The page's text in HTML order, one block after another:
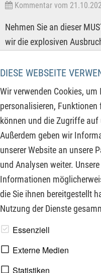
DIESE WEBSEITE
Wir verwenden Cookies,
personalisieren,
können und die Zugriffe auf
Außerdem geben wir
unserer Website an unsere
und Analysen weiter.
Informationen
die Sie ihnen bereitgestellt
Nutzung der Dienste
Essenziell
Externe Medien
Statistiken
Kommentar vom
Nehmen Sie an dieser
wir die explosiven
von 12 Jahren auf
Video analysieren wir
Silbermarkt antreiben.
einfach nur neugierig auf
wertvolle Einblicke in die
Zukunft des Silberpreises
nicht unsere
ZUM
www.derfinanzinvestor.de - ©